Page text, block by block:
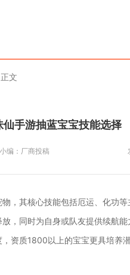
正文
仙手游抽蓝宝宝技能选择
小编： 厂商投稿
，其核心技能包括厄运、化功
，同时为自身或队友提供续航
资质1800以上的宝宝更具培养